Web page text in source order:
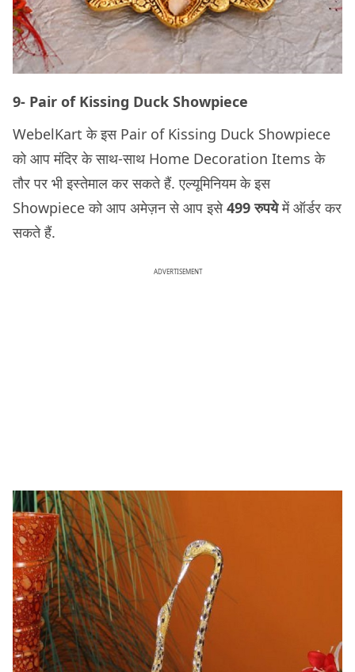
9- Pair of Kissing Duck Showpiece
WebelKart के इस Pair of Kissing Duck Showpiece
को आप मंदिर के साथ-साथ Home Decoration Items के
तौर पर भी इस्तेमाल कर सकते हैं. एल्यूमिनियम के इस
Showpiece को आप अमेज़न से आप इसे499 रुपयेमें ऑर्डर कर
सकते हैं.
ADVERTISEMENT